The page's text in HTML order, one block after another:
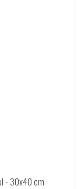
- 30x40 cm